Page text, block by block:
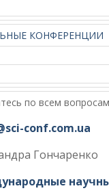
КОНФЕРЕНЦИИ
по всем вопросам
conf.com.ua
Гончаренко